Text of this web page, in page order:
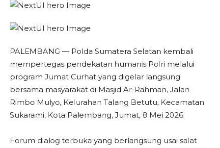
PALEMBANG — Polda Sumatera Selatan kembali
mempertegas pendekatan humanis Polri melalui
program Jumat Curhat yang digelar langsung
bersama masyarakat di Masjid Ar-Rahman, Jalan
Rimbo Mulyo, Kelurahan Talang Betutu, Kecamatan
Sukarami, Kota Palembang, Jumat, 8 Mei 2026.
Forum dialog terbuka yang berlangsung usai salat